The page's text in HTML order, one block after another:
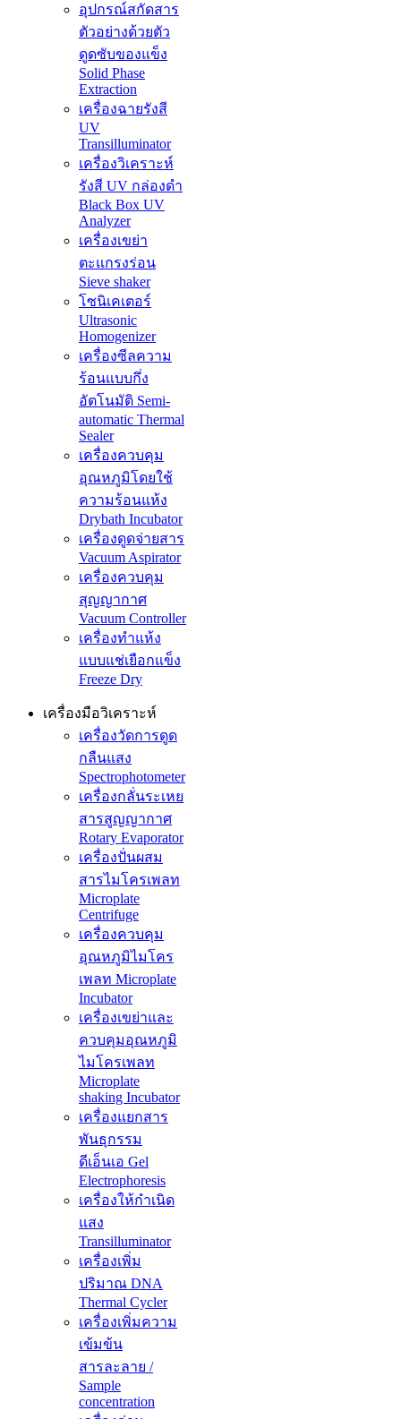
อุปกรณ์สกัดสาร
ตัวอย่างด้วยตัว
ดูดซับของแข็ง
Solid Phase
Extraction
เครื่องฉายรังสี
UV
Transilluminator
เครื่องวิเคราะห์
รังสี UV กล่องดำ
Black Box UV
Analyzer
เครื่องเขย่า
ตะแกรงร่อน
Sieve shaker
โซนิเคเตอร์
Ultrasonic
Homogenizer
เครื่องซีลความ
ร้อนแบบกึ่ง
อัตโนมัติ Semi-
automatic Thermal
Sealer
เครื่องควบคุม
อุณหภูมิโดยใช้
ความร้อนแห้ง
Drybath Incubator
เครื่องดูดจ่ายสาร
Vacuum Aspirator
เครื่องควบคุม
สุญญากาศ
Vacuum Controller
เครื่องทำแห้ง
แบบแช่เยือกแข็ง
Freeze Dry
เครื่องมือวิเคราะห์
เครื่องวัดการดูด
กลืนแสง
Spectrophotometer
เครื่องกลั่นระเหย
สารสูญญากาศ
Rotary Evaporator
เครื่องปั่นผสม
สารไมโครเพลท
Microplate
Centrifuge
เครื่องควบคุม
อุณหภูมิไมโคร
เพลท Microplate
Incubator
เครื่องเขย่าและ
ควบคุมอุณหภูมิ
ไมโครเพลท
Microplate
shaking Incubator
เครื่องแยกสาร
พันธุกรรม
ดีเอ็นเอ Gel
Electrophoresis
เครื่องให้กำเนิด
แสง
Transilluminator
เครื่องเพิ่ม
ปริมาณ DNA
Thermal Cycler
เครื่องเพิ่มความ
เข้มข้น
สารละลาย /
Sample
concentration